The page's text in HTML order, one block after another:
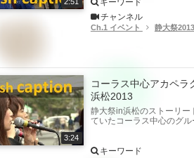
チャンネル
Ch.1 イベント 静大祭2013
3:24
コーラス中心アカペ
浜松2013
静大祭in浜松のストーリー
ていたコーラス中心のグ
キーワード